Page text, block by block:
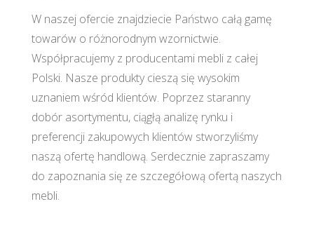
W naszej ofercie znajdziecie Państwo całą gamę
towarów o różnorodnym wzornictwie.
Współpracujemy z producentami mebli z całej
Polski. Nasze produkty cieszą się wysokim
uznaniem wśród klientów. Poprzez staranny
dobór asortymentu, ciągłą analizę rynku i
preferencji zakupowych klientów stworzyliśmy
naszą ofertę handlową. Serdecznie zapraszamy
do zapoznania się ze szczegółową ofertą naszych
mebli.